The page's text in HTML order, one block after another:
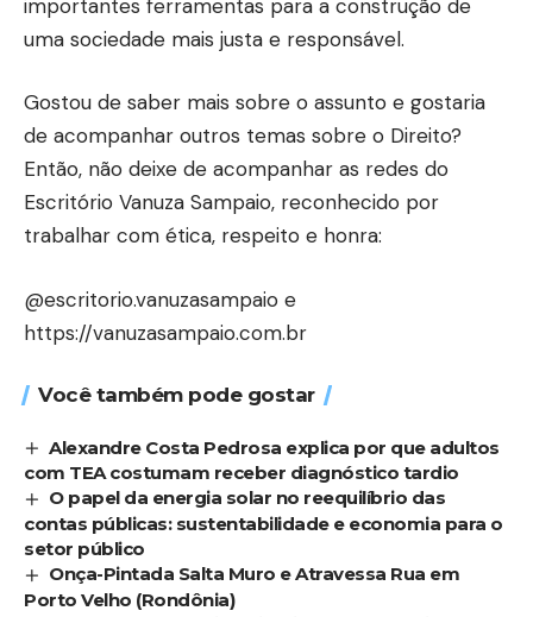
importantes ferramentas para a construção de
uma sociedade mais justa e responsável.
Gostou de saber mais sobre o assunto e gostaria
de acompanhar outros temas sobre o Direito?
Então, não deixe de acompanhar as redes do
Escritório Vanuza Sampaio, reconhecido por
trabalhar com ética, respeito e honra:
@escritorio.vanuzasampaio e
https://vanuzasampaio.com.br
Você também pode gostar
Alexandre Costa Pedrosa explica por que adultos
com TEA costumam receber diagnóstico tardio
O papel da energia solar no reequilíbrio das
contas públicas: sustentabilidade e economia para o
setor público
Onça-Pintada Salta Muro e Atravessa Rua em
Porto Velho (Rondônia)